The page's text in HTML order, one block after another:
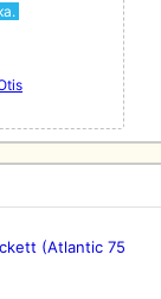
(Atlantic 75